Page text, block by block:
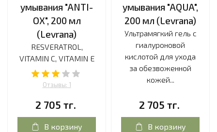
умывания "ANTI-
OX", 200 мл
(Levrana)
RESVERATROL,
VITAMIN C, VITAMIN E
Отзывы: 1
2 705 тг.
В корзину
умывания "AQUA",
200 мл (Levrana)
Ультрамягкий гель с
гиалуроновой
кислотой для ухода
за обезвоженной
кожей...
2 705 тг.
В корзину